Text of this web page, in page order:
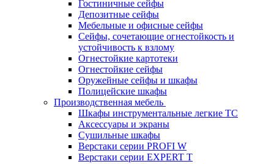
Гостиничные сейфы
Депозитные сейфы
Мебельные и офисные сейфы
Сейфы, сочетающие огнестойкость и
устойчивость к взлому
Огнестойкие картотеки
Огнестойкие сейфы
Оружейные сейфы и шкафы
Полицейские шкафы
Производственная мебель
Шкафы инструментальные легкие ТС
Аксессуары и экраны
Cушильные шкафы
Верстаки серии PROFI W
Верстаки серии EXPERT T